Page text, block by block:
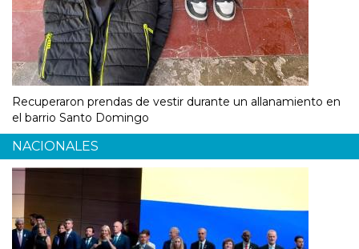
Recuperaron prendas de vestir durante un allanamiento en
el barrio Santo Domingo
NACIONALES